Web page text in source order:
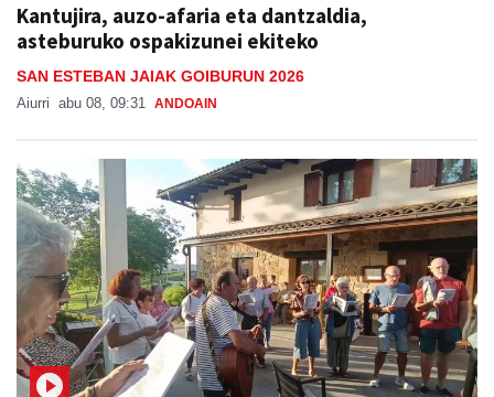
Kantujira, auzo-afaria eta dantzaldia,
asteburuko ospakizunei ekiteko
SAN ESTEBAN JAIAK GOIBURUN 2026
Aiurri abu 08, 09:31 ANDOAIN